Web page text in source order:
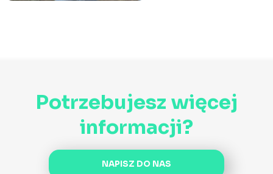
Potrzebujesz więcej
informacji?
NAPISZ DO NAS